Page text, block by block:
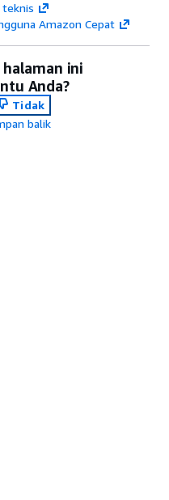
teknis
Amazon Cepat
halaman ini
Anda?
Tidak
balik